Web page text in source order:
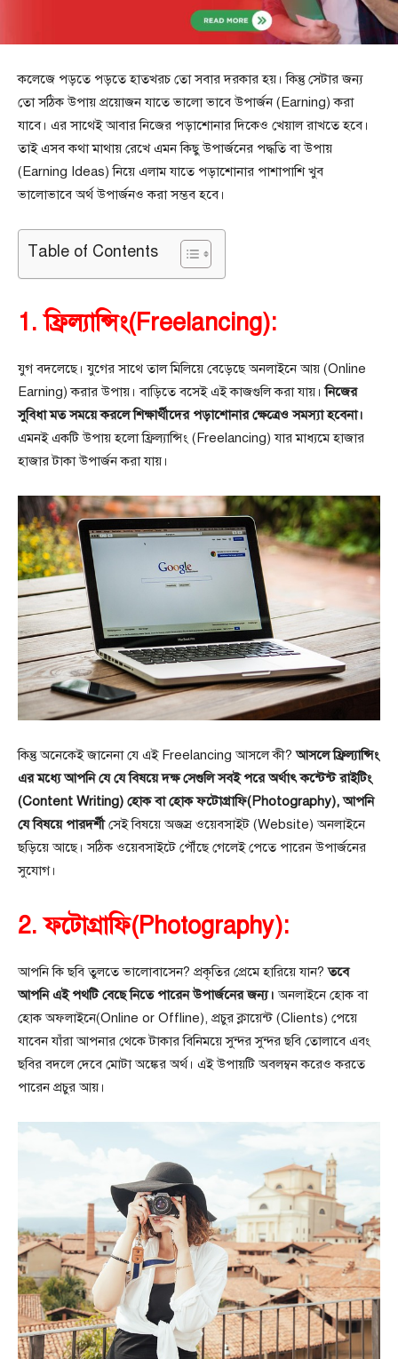
কলেজে পড়তে পড়তে হাতখরচ তো সবার দরকার হয়। কিন্তু সেটার জন্য
তো সঠিক উপায় প্রয়োজন যাতে ভালো ভাবে উপার্জন (Earning) করা
যাবে। এর সাথেই আবার নিজের পড়াশোনার দিকেও খেয়াল রাখতে হবে।
তাই এসব কথা মাথায় রেখে এমন কিছু উপার্জনের পদ্ধতি বা উপায়
(Earning Ideas) নিয়ে এলাম যাতে পড়াশোনার পাশাপাশি খুব
ভালোভাবে অর্থ উপার্জনও করা সম্ভব হবে।
Table of Contents
1. ফ্রিল্যান্সিং(Freelancing):
যুগ বদলেছে। যুগের সাথে তাল মিলিয়ে বেড়েছে অনলাইনে আয় (Online
Earning) করার উপায়। বাড়িতে বসেই এই কাজগুলি করা যায়।নিজের
সুবিধা মত সময়ে করলে শিক্ষার্থীদের পড়াশোনার ক্ষেত্রেও সমস্যা হবেনা।
এমনই একটি উপায় হলো ফ্রিল্যান্সিং (Freelancing) যার মাধ্যমে হাজার
হাজার টাকা উপার্জন করা যায়।
কিন্তু অনেকেই জানেনা যে এই Freelancing আসলে কী?আসলে ফ্রিল্যান্সিং
এর মধ্যে আপনি যে যে বিষয়ে দক্ষ সেগুলি সবই পরে অর্থাৎ কন্টেন্ট রাইটিং
(Content Writing) হোক বা হোক ফটোগ্রাফি(Photography), আপনি
যে বিষয়ে পারদর্শীসেই বিষয়ে অজস্র ওয়েবসাইট (Website) অনলাইনে
ছড়িয়ে আছে। সঠিক ওয়েবসাইটে পৌঁছে গেলেই পেতে পারেন উপার্জনের
সুযোগ।
2. ফটোগ্রাফি(Photography):
আপনি কি ছবি তুলতে ভালোবাসেন? প্রকৃতির প্রেমে হারিয়ে যান?তবে
আপনি এই পথটি বেছে নিতে পারেন উপার্জনের জন্য। অনলাইনে হোক বা
হোক অফলাইনে(Online or Offline), প্রচুর ক্লায়েন্ট (Clients) পেয়ে
যাবেন যাঁরা আপনার থেকে টাকার বিনিময়ে সুন্দর সুন্দর ছবি তোলাবে এবং
ছবির বদলে দেবে মোটা অঙ্কের অর্থ। এই উপায়টি অবলম্বন করেও করতে
পারেন প্রচুর আয়।